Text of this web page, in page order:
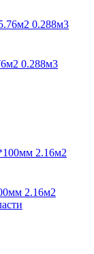
0.288м3
2.16м2